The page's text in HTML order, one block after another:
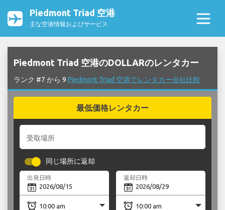
Piedmont Triad 空港
主な空港情報およびサービス
Piedmont Triad 空港のDOLLARのレンタカー
ランク #7 から 9 Piedmont Triad 空港でレンタカー会社比較
最低価格レンタカー
受取場所
同じ場所に返却
出発日時 返却日時